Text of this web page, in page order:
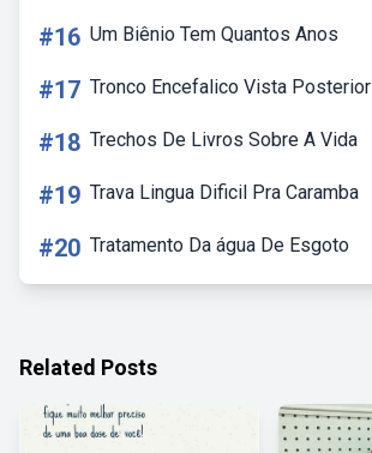
#16 Um Biênio Tem Quantos Anos
#17 Tronco Encefalico Vista Posterior
#18 Trechos De Livros Sobre A Vida
#19 Trava Lingua Dificil Pra Caramba
#20 Tratamento Da água De Esgoto
Related Posts